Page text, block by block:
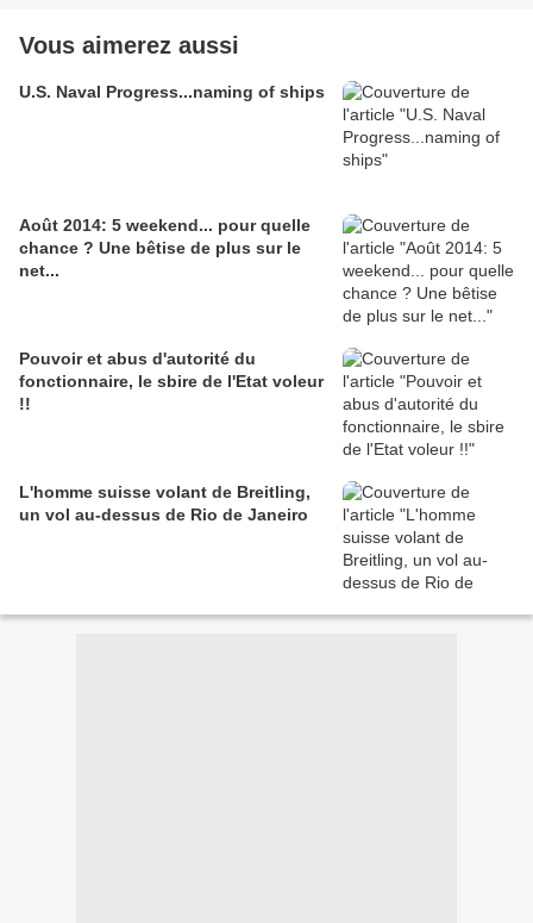
Vous aimerez aussi
U.S. Naval Progress...naming of ships
Août 2014: 5 weekend... pour quelle
chance ? Une bêtise de plus sur le
net...
Pouvoir et abus d'autorité du
fonctionnaire, le sbire de l'Etat voleur
!!
L'homme suisse volant de Breitling,
un vol au-dessus de Rio de Janeiro